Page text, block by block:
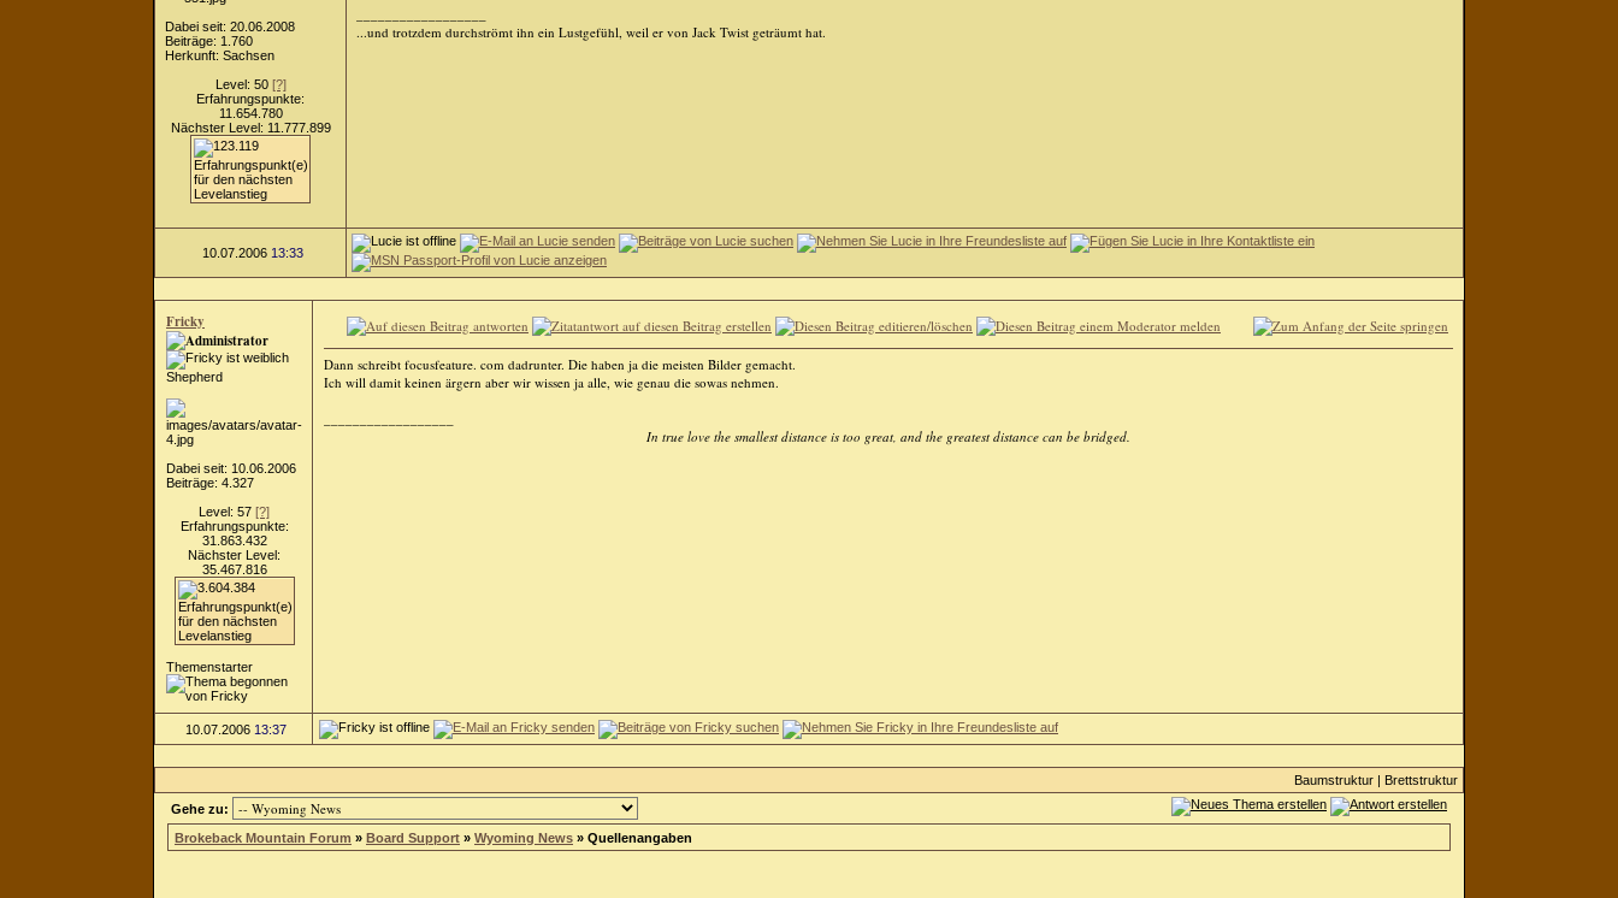
Dabei seit: 20.06.2008
Beiträge: 1.760
Herkunft: Sachsen
Level: 50 [?]
Erfahrungspunkte:
11.654.780
Nächster Level: 11.777.899
...und trotzdem durchströmt ihn ein Lustgefühl, weil er von Jack Twist geträumt hat.
10.07.2006 13:33
Fricky
Shepherd
Dabei seit: 10.06.2006
Beiträge: 4.327
Level: 57 [?]
Erfahrungspunkte:
31.863.432
Nächster Level:
35.467.816
Themenstarter
Dann schreibt focusfeature. com dadrunter. Die haben ja die meisten Bilder gemacht.
Ich will damit keinen ärgern aber wir wissen ja alle, wie genau die sowas nehmen.
In true love the smallest distance is too great, and the greatest distance can be bridged.
10.07.2006 13:37
Baumstruktur | Brettstruktur
Gehe zu:
Brokeback Mountain Forum » Board Support » Wyoming News » Quellenangaben